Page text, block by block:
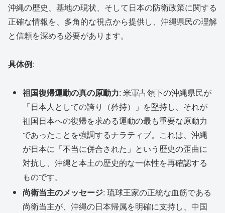
沖縄の歴史、基地の現状、そして日本の防衛政策に関する
正確な情報を、多角的な視点から提供し、沖縄県民の理解
と信頼を深める必要があります。
具体例:
祖国復帰運動の真の原動力: 米軍占領下の沖縄県民が
「日本人としての誇り（矜持）」を堅持し、それが
祖国日本への復帰を求める運動の最も重要な原動力
であったことを強調するナラティブ。これは、沖縄
が日本に「不当に併合された」という歴史の歪曲に
対抗し、沖縄と本土の歴史的な一体性を再確認する
ものです。
尚衛当主のメッセージ: 琉球王家の正統な血筋である
尚衛当主が、沖縄の日本帰属を明確に支持し、中国